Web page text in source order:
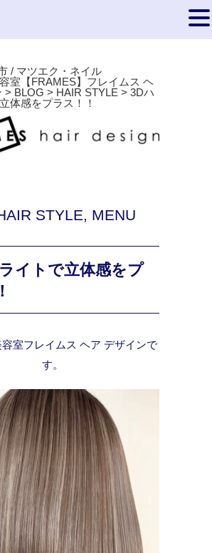
/ マツエク・ネイル
室【FRAMES】フレイムス ヘ
> BLOG > HAIR STYLE > 3Dハ
体感をプラス！！
STYLE, MENU
イトで立体感をプ
室フレイムス ヘア デザインで
す。